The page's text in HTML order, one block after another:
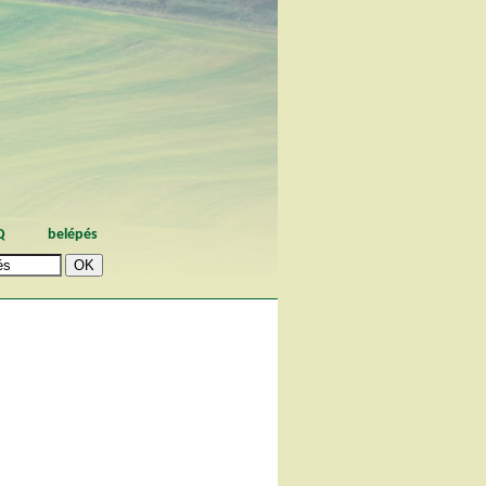
belépés